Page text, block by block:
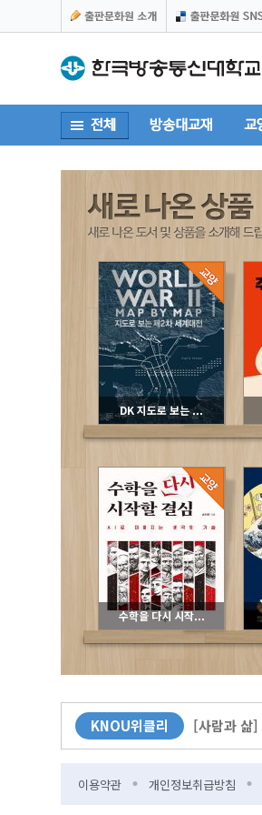
DK 지도로 보는 ...
수학을 다시 시작...
KNOU위클리
[사람과 삶]
이용약관 개인정보취급방침